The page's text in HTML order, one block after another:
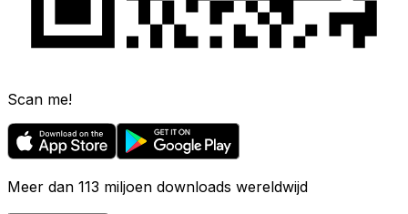
Scan me!
Meer dan 113 miljoen downloads wereldwijd